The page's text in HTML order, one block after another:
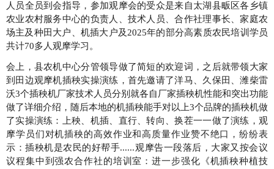
人员全员到会指导，参加观摩会的受众是来自太湖县畈区各乡镇
农业农村服务中心的负责人、技术人员、合作社理事长、家庭农
场主及种田大户、机插大户及2025年的部分高素质农民培训学员
共计70多人观摩学习。
会上，县农机中心分管领导做了简短的欢迎词，之后就带领大家
到田边观摩机插秧实操演练，首先邀请了洋马、久保田、潍柴雷
沃3个插秧机厂家技术人员分别就各自厂家插秧机性能和突出功能
做了详细介绍，随后本地的机插秧能手对以上3个品牌的插秧机做
了实操演练：上秧、机插、直行、转向、换茬一一做了演练，观
摩学员们对机插秧的高效作业和高质量作业赞不绝口，纷纷表
示：插秧机是农民的好帮手......观摩告一段落后，大家又按会议
议程集中到强农合作社的培训室：进一步强化《机插秧种植技